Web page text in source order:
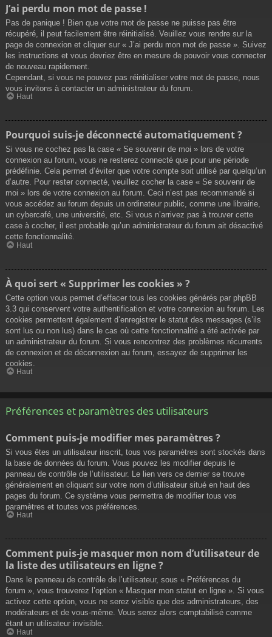
J’ai perdu mon mot de passe !
Pas de panique ! Bien que votre mot de passe ne puisse pas être
récupéré, il peut facilement être réinitialisé. Veuillez vous rendre sur la
page de connexion et cliquer sur « J’ai perdu mon mot de passe ». Suivez
les instructions et vous devriez être en mesure de pouvoir vous connecter
de nouveau rapidement.
Cependant, si vous ne pouvez pas réinitialiser votre mot de passe, nous
vous invitons à contacter un administrateur du forum.
Haut
Pourquoi suis-je déconnecté automatiquement ?
Si vous ne cochez pas la case « Se souvenir de moi » lors de votre
connexion au forum, vous ne resterez connecté que pour une période
prédéfinie. Cela permet d’éviter que votre compte soit utilisé par quelqu’un
d’autre. Pour rester connecté, veuillez cocher la case « Se souvenir de
moi » lors de votre connexion au forum. Ceci n’est pas recommandé si
vous accédez au forum depuis un ordinateur public, comme une librairie,
un cybercafé, une université, etc. Si vous n’arrivez pas à trouver cette
case à cocher, il est probable qu’un administrateur du forum ait désactivé
cette fonctionnalité.
Haut
À quoi sert « Supprimer les cookies » ?
Cette option vous permet d’effacer tous les cookies générés par phpBB
3.3 qui conservent votre authentification et votre connexion au forum. Les
cookies permettent également d’enregistrer le statut des messages (s’ils
sont lus ou non lus) dans le cas où cette fonctionnalité a été activée par
un administrateur du forum. Si vous rencontrez des problèmes récurrents
de connexion et de déconnexion au forum, essayez de supprimer les
cookies.
Haut
Préférences et paramètres des utilisateurs
Comment puis-je modifier mes paramètres ?
Si vous êtes un utilisateur inscrit, tous vos paramètres sont stockés dans
la base de données du forum. Vous pouvez les modifier depuis le
panneau de contrôle de l’utilisateur. Le lien vers ce dernier se trouve
généralement en cliquant sur votre nom d’utilisateur situé en haut des
pages du forum. Ce système vous permettra de modifier tous vos
paramètres et toutes vos préférences.
Haut
Comment puis-je masquer mon nom d’utilisateur de
la liste des utilisateurs en ligne ?
Dans le panneau de contrôle de l’utilisateur, sous « Préférences du
forum », vous trouverez l’option « Masquer mon statut en ligne ». Si vous
activez cette option, vous ne serez visible que des administrateurs, des
modérateurs et de vous-même. Vous serez alors comptabilisé comme
étant un utilisateur invisible.
Haut